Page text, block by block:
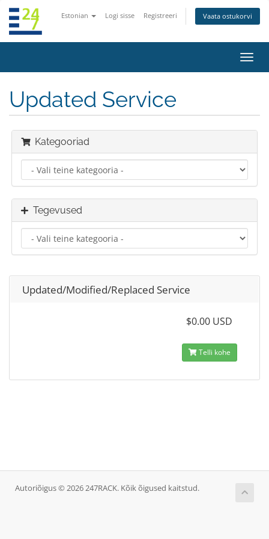
Estonian Logi sisse Registreeri Vaata ostukorvi
Updated Service
Kategooriad
Tegevused
Updated/Modified/Replaced Service
$0.00 USD
Telli kohe
Autoriõigus © 2026 247RACK. Kõik õigused kaitstud.